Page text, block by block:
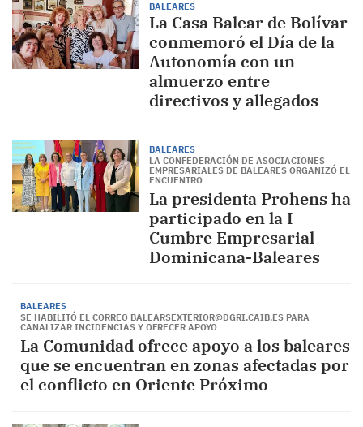
BALEARES
La Casa Balear de Bolívar
conmemoró el Día de la
Autonomía con un
almuerzo entre
directivos y allegados
BALEARES
LA CONFEDERACIÓN DE ASOCIACIONES
EMPRESARIALES DE BALEARES ORGANIZÓ EL
ENCUENTRO
La presidenta Prohens ha
participado en la I
Cumbre Empresarial
Dominicana-Baleares
BALEARES
SE HABILITÓ EL CORREO BALEARSEXTERIOR@DGRI.CAIB.ES PARA
CANALIZAR INCIDENCIAS Y OFRECER APOYO
La Comunidad ofrece apoyo a los baleares
que se encuentran en zonas afectadas por
el conflicto en Oriente Próximo